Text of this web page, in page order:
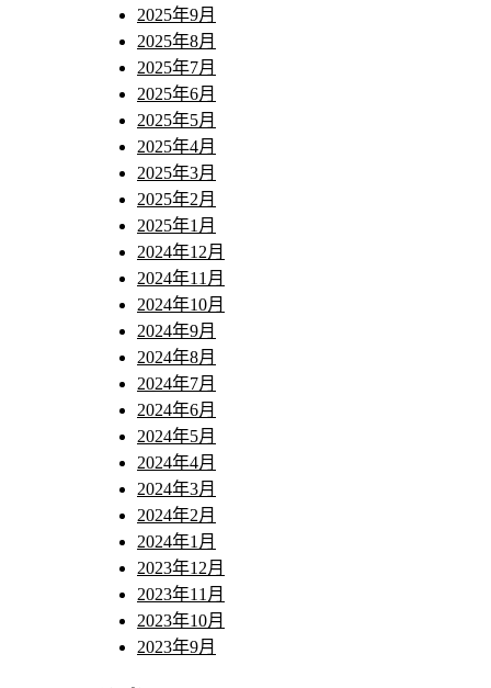
2025年9月
2025年8月
2025年7月
2025年6月
2025年5月
2025年4月
2025年3月
2025年2月
2025年1月
2024年12月
2024年11月
2024年10月
2024年9月
2024年8月
2024年7月
2024年6月
2024年5月
2024年4月
2024年3月
2024年2月
2024年1月
2023年12月
2023年11月
2023年10月
2023年9月